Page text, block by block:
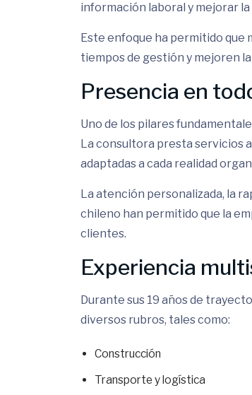
información laboral y mejorar
Este enfoque ha permitido que
tiempos de gestión y mejoren
Presencia en
Uno de los pilares
La consultora presta servicios
adaptadas a cada realidad
La atención personalizada, la
chileno han permitido que la
clientes.
Experiencia
Durante sus 19 años de
diversos rubros, tales como:
Construcción
Transporte y logística